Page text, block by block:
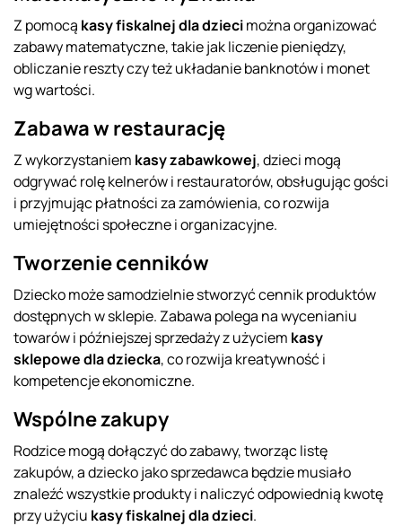
Z pomocą kasy fiskalnej dla dziecimożna organizować
zabawy matematyczne, takie jak liczenie pieniędzy,
obliczanie reszty czy też układanie banknotów i monet
wg wartości.
Zabawa w restaurację
Z wykorzystaniem kasy zabawkowej, dzieci mogą
odgrywać rolę kelnerów i restauratorów, obsługując gości
i przyjmując płatności za zamówienia, co rozwija
umiejętności społeczne i organizacyjne.
Tworzenie cenników
Dziecko może samodzielnie stworzyć cennik produktów
dostępnych w sklepie. Zabawa polega na wycenianiu
towarów i późniejszej sprzedaży z użyciem kasy
sklepowe dla dziecka, co rozwija kreatywność i
kompetencje ekonomiczne.
Wspólne zakupy
Rodzice mogą dołączyć do zabawy, tworząc listę
zakupów, a dziecko jako sprzedawca będzie musiało
znaleźć wszystkie produkty i naliczyć odpowiednią kwotę
przy użyciu kasy fiskalnej dla dzieci.